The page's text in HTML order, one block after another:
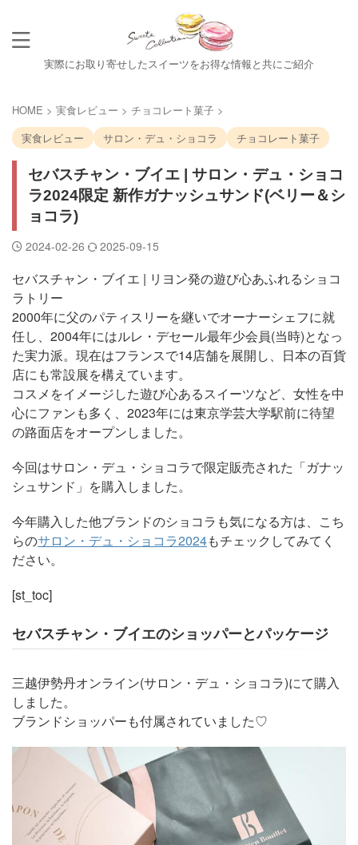
実際にお取り寄せしたスイーツをお得な情報と共にご紹介
HOME > 実食レビュー > チョコレート菓子 >
実食レビュー
サロン・デュ・ショコラ チョコレート菓子
セバスチャン・ブイエ | サロン・デュ・ショコ
ラ2024限定 新作ガナッシュサンド(ベリー＆シ
ョコラ)
2024-02-26 2025-09-15
セバスチャン・ブイエ | リヨン発の遊び心あふれるショコ
ラトリー
2000年に父のパティスリーを継いでオーナーシェフに就
任し、2004年にはルレ・デセール最年少会員(当時)となっ
た実力派。現在はフランスで14店舗を展開し、日本の百貨
店にも常設展を構えています。
コスメをイメージした遊び心あるスイーツなど、女性を中
心にファンも多く、2023年には東京学芸大学駅前に待望
の路面店をオープンしました。
今回はサロン・デュ・ショコラで限定販売された「ガナッ
シュサンド」を購入しました。
今年購入した他ブランドのショコラも気になる方は、こち
らのサロン・デュ・ショコラ2024もチェックしてみてく
ださい。
[st_toc]
セバスチャン・ブイエのショッパーとパッケージ
三越伊勢丹オンライン(サロン・デュ・ショコラ)にて購入
しました。
ブランドショッパーも付属されていました♡